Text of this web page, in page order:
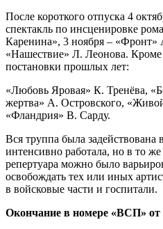
После короткого отпуска 4
спектакль по инсценировке
Каренина», 3 ноября – «Фронт»
«Нашествие» Л. Леонова.
постановки прошлых лет:
«Любовь Яровая» К. Тренёва,
жертва» А. Островского,
«Фландрия» В. Сарду.
Вся труппа была задействована
интенсивно работала, но в то
репертуара можно было
освобождать тех или иных
в войсковые части и госпитали.
Окончание в номере «ВСП» от